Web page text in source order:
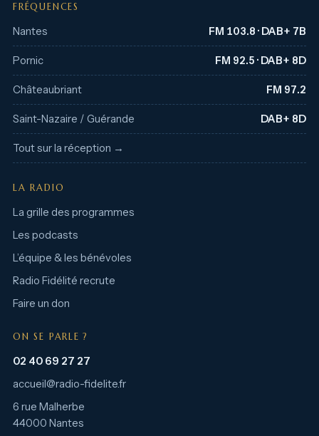
FRÉQUENCES
Nantes FM 103.8 · DAB+ 7B
Pornic FM 92.5 · DAB+ 8D
Châteaubriant FM 97.2
Saint-Nazaire / Guérande DAB+ 8D
Tout sur la réception →
LA RADIO
La grille des programmes
Les podcasts
L’équipe & les bénévoles
Radio Fidélité recrute
Faire un don
ON SE PARLE ?
02 40 69 27 27
accueil@radio-fidelite.fr
6 rue Malherbe
44000 Nantes